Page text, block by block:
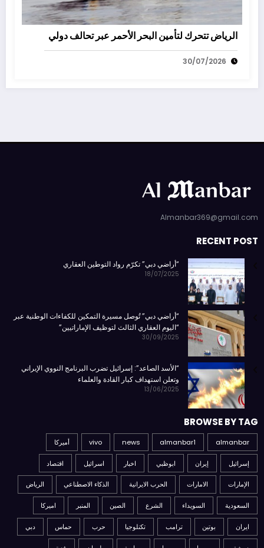
الرياض تتحرك لتأمين البحر الأحمر عبر تحالف دولي
30/07/2026
Almanbar369@gmail.com
RECENT POST
“أراضي دبي” تكرّم رواد التوطين العقاري
18/07/2025
“أراضي دبي” تُوصل مسيرة التمكين للكفاءات الوطنية عبر
“اليوم العقاري الثالث لتوظيف الإماراتيين”
30/09/2025
“الأسد الصاعد”: إسرائيل تضرب البرنامج النووي الإيراني
وتعلن استهداف كبار القادة والعلماء
13/06/2025
BROWSE BY TAG
almanbar
almanbar1
news
vivo أميركا
إسرائيل إيران ابوظبي اخبار اسرائيل اقتصاد
الإمارات الامارات الحرب الايرانية الذكاء الاصطناعي الرياض
السعودية السويداء الشرع الصين المنبر اميركا
ايران بوتين ترامب تكنلوجيا حرب حماس دبي